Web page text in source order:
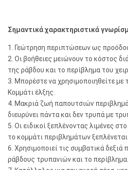
Σημαντικά χαρακτηριστικά
1. Γεώτρηση περιπτώσεων ως
2. Οι βοήθειες μειώνουν το κόστος
της ράβδου και το περίβλημα του
3. Μπορέστε να χρησιμοποιηθείτε με
Κομμάτι έλξης.
4. Μακριά ζωή παπουτσιών
διευρύνει πάντα και δεν τρυπά με
5. Οι ειδικοί ξεπλένοντας λιμένες
το κομμάτι περιβλημάτων
6. Χρησιμοποιεί τις συμβατικά
ράβδους τρυπανιών και το περίβλημα.